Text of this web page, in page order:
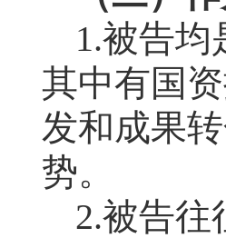
1.被告均
其中有国
发和成果
势。
2.被告往